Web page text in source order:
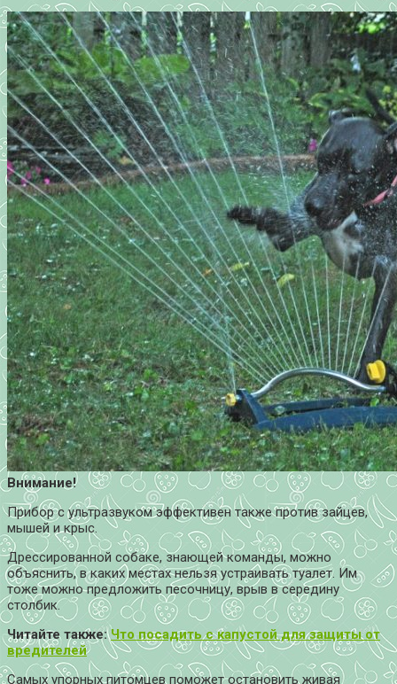
Внимание!
Прибор с ультразвуком эффективен также против зайцев,
мышей и крыс.
Дрессированной собаке, знающей команды, можно
объяснить, в каких местах нельзя устраивать туалет. Им
тоже можно предложить песочницу, врыв в середину
столбик.
Читайте также:Что посадить с капустой для защиты от
вредителей
Самых упорных питомцев поможет остановить живая